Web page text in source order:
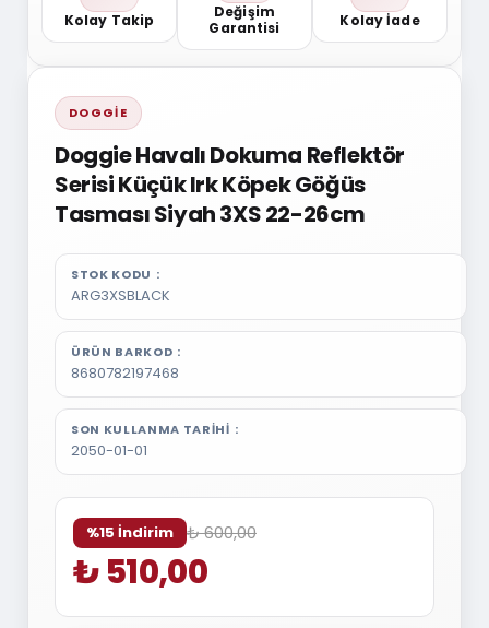
Kolay Takip
Değişim
Garantisi
Kolay İade
DOGGIE
Doggie Havalı Dokuma Reflektör
Serisi Küçük Irk Köpek Göğüs
Tasması Siyah 3XS 22-26cm
STOK KODU
ARG3XSBLACK
ÜRÜN BARKOD
8680782197468
SON KULLANMA TARIHI
2050-01-01
%15 İndirim ₺ 600,00
₺ 510,00